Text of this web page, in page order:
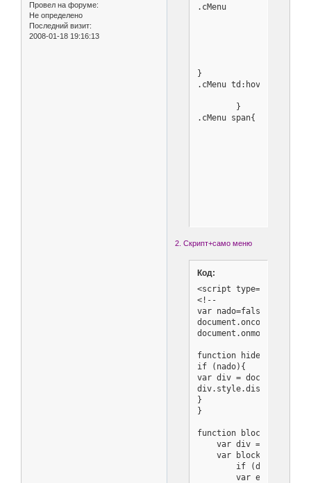
Провел на форуме:
Не определено
Последний визит:
2008-01-18 19:16:13
.cMenu
}
.cMenu td:hover{
}
.cMenu span{
2. Скрипт+само меню
Код:
<script type='text/
<!--
var nado=false;
document.onmouseup =
function hidemenu(){ //
if (nado){
var div =
}
}
function
var div =
var blockit =